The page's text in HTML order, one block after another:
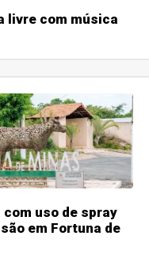
livre com música
uso de spray
em Fortuna de